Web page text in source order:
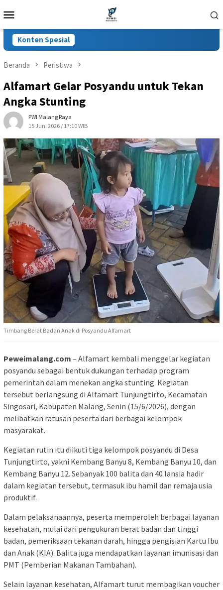
ke
Mobile
Konten Spesial
Beranda Peristiwa
Alfamart Gelar Posyandu untuk Tekan
Angka Stunting
PWI Malang Raya
15 Juni 2026 / 17:10 WIB
Timbang Berat Badan Anak di Posyandu Alfamart
Peweimalang.com – Alfamart kembali menggelar kegiatan
posyandu sebagai bentuk dukungan terhadap program
pemerintah dalam menekan angka stunting. Kegiatan
tersebut berlangsung di Alfamart Tunjungtirto, Kecamatan
Singosari, Kabupaten Malang, Senin (15/6/2026), dengan
melibatkan ratusan peserta dari berbagai kelompok
masyarakat.
Kegiatan rutin itu diikuti tiga kelompok posyandu di Desa
Tunjungtirto, yakni Kembang Banyu 8, Kembang Banyu 10, dan
Kembang Banyu 12. Sebanyak 100 balita dan 40 lansia hadir
dalam kegiatan tersebut, termasuk ibu hamil dan remaja usia
produktif.
Dalam pelaksanaannya, peserta memperoleh berbagai layanan
kesehatan, mulai dari pengukuran berat badan dan tinggi
badan, pemeriksaan tekanan darah, hingga pengisian Kartu Ibu
dan Anak (KIA). Balita juga mendapatkan layanan imunisasi dan
PMT (Pemberian Makanan Tambahan).
Selain layanan kesehatan, Alfamart turut membagikan voucher